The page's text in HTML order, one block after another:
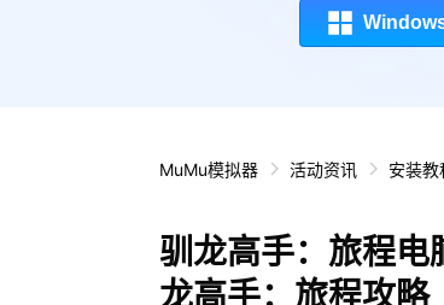
MuMu模拟器 活动资讯 安装教
驯龙高手：旅程电
龙高手：旅程攻略